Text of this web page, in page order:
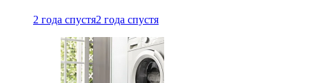
2 года спустя2 года спустя